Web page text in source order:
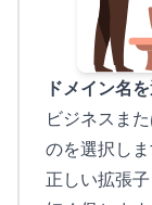
ドメイン名
ビジネスま
のを選択し
正しい拡張